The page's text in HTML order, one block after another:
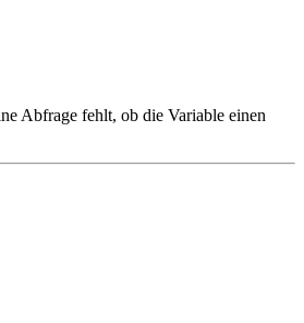
Abfrage fehlt, ob die Variable einen